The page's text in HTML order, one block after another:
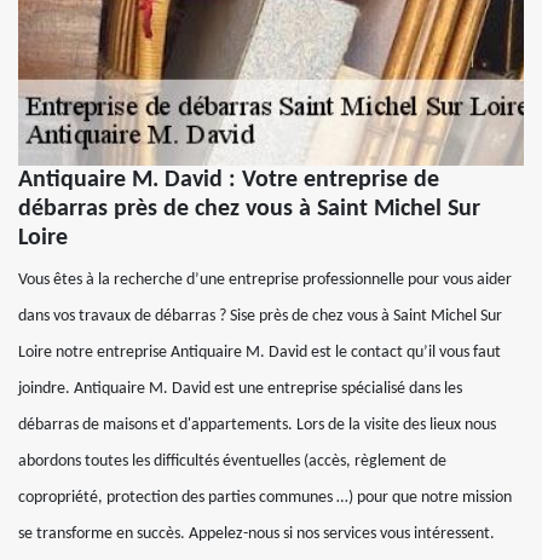
Antiquaire M. David : Votre entreprise de
débarras près de chez vous à Saint Michel Sur
Loire
Vous êtes à la recherche d’une entreprise professionnelle pour vous aider
dans vos travaux de débarras ? Sise près de chez vous à Saint Michel Sur
Loire notre entreprise Antiquaire M. David est le contact qu’il vous faut
joindre. Antiquaire M. David est une entreprise spécialisé dans les
débarras de maisons et d'appartements. Lors de la visite des lieux nous
abordons toutes les difficultés éventuelles (accès, règlement de
copropriété, protection des parties communes …) pour que notre mission
se transforme en succès. Appelez-nous si nos services vous intéressent.